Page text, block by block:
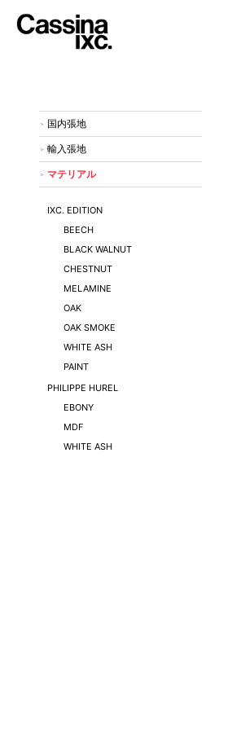
国内張地
輸入張地
マテリアル
IXC. EDITION
BEECH
BLACK WALNUT
CHESTNUT
MELAMINE
OAK
OAK SMOKE
WHITE ASH
PAINT
PHILIPPE HUREL
EBONY
MDF
WHITE ASH